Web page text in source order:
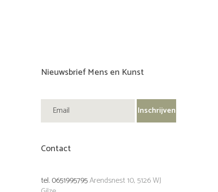
Nieuwsbrief Mens en Kunst
Contact
tel. 0651995795Arendsnest 10, 5126 WJ